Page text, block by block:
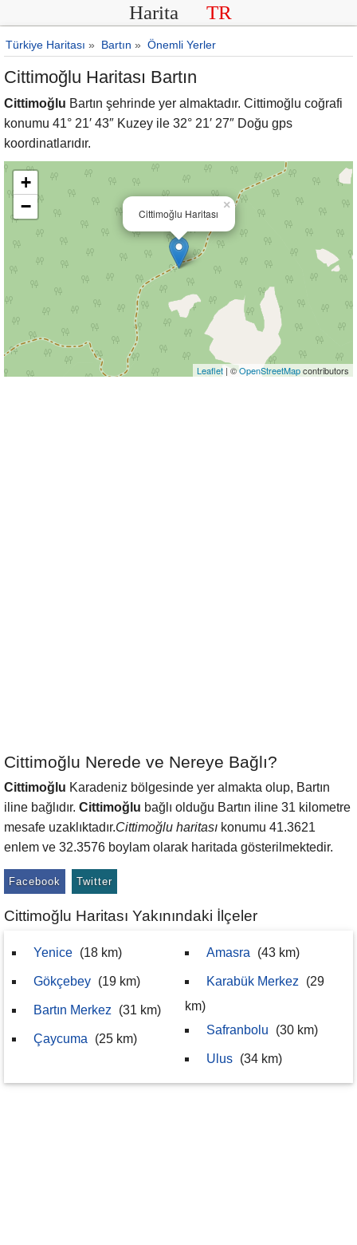
Harita TR
Türkiye Haritası » Bartın » Önemli Yerler
Cittimoğlu Haritası Bartın
Cittimoğlu Bartın şehrinde yer almaktadır. Cittimoğlu coğrafi
konumu 41° 21′ 43″ Kuzey ile 32° 21′ 27″ Doğu gps
koordinatlarıdır.
Cittimoğlu Haritası
×
+
−
Leaflet | ©OpenStreetMapcontributors
Cittimoğlu Nerede ve Nereye Bağlı?
Cittimoğlu Karadeniz bölgesinde yer almakta olup, Bartın
iline bağlıdır. Cittimoğlu bağlı olduğu Bartın iline 31 kilometre
mesafe uzaklıktadır.Cittimoğlu haritası konumu 41.3621
enlem ve 32.3576 boylam olarak haritada gösterilmektedir.
Facebook Twitter
Cittimoğlu Haritası Yakınındaki İlçeler
Yenice (18 km)
Gökçebey (19 km)
Bartın Merkez (31 km)
Çaycuma (25 km)
Amasra (43 km)
Karabük Merkez
(29
km)
Safranbolu
(30 km)
Ulus (34 km)